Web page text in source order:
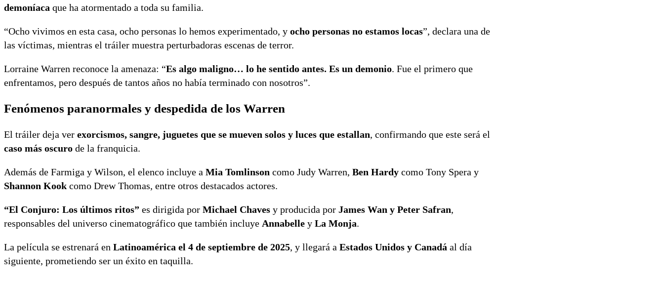
demoníaca que ha atormentado a toda su familia.
“Ocho vivimos en esta casa, ocho personas lo hemos experimentado, y ocho personas no estamos locas”, declara una de
las víctimas, mientras el tráiler muestra perturbadoras escenas de terror.
Lorraine Warren reconoce la amenaza: “Es algo maligno… lo he sentido antes. Es un demonio. Fue el primero que
enfrentamos, pero después de tantos años no había terminado con nosotros”.
Fenómenos paranormales y despedida de los Warren
El tráiler deja ver exorcismos, sangre, juguetes que se mueven solos y luces que estallan, confirmando que este será el
caso más oscuro de la franquicia.
Además de Farmiga y Wilson, el elenco incluye a Mia Tomlinson como Judy Warren, Ben Hardy como Tony Spera y
Shannon Kook como Drew Thomas, entre otros destacados actores.
“El Conjuro: Los últimos ritos” es dirigida por Michael Chaves y producida por James Wan y Peter Safran,
responsables del universo cinematográfico que también incluye Annabelle y La Monja.
La película se estrenará en Latinoamérica el 4 de septiembre de 2025, y llegará a Estados Unidos y Canadá al día
siguiente, prometiendo ser un éxito en taquilla.